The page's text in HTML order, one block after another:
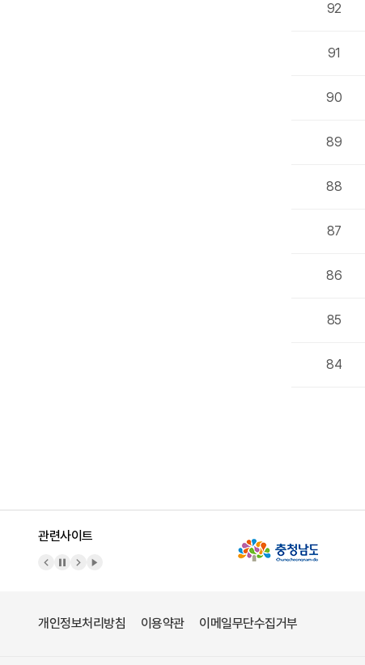
92
91
90
89
88
87
86
85
84
관련사이트
이전 배너
배너 정지
다음 배너
배너 재생
개인정보처리방침 이용약관 이메일무단수집거부